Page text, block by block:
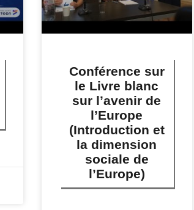
Conférence sur
le Livre blanc
sur l’avenir de
l’Europe
(Introduction et
la dimension
sociale de
l’Europe)